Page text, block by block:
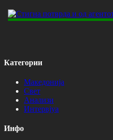
Категории
Македонија
Свет
Анализи
Интервјуа
Инфо